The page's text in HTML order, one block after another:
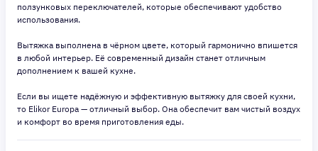
ползунковых переключателей, которые обеспечивают удобство
использования.
Вытяжка выполнена в чёрном цвете, который гармонично впишется
в любой интерьер. Её современный дизайн станет отличным
дополнением к вашей кухне.
Если вы ищете надёжную и эффективную вытяжку для своей кухни,
то Elikor Europa — отличный выбор. Она обеспечит вам чистый воздух
и комфорт во время приготовления еды.